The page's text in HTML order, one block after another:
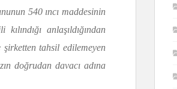
540 ıncı maddesinin
anlaşıldığından
şirketten tahsil edilemeyen
doğrudan davacı adına